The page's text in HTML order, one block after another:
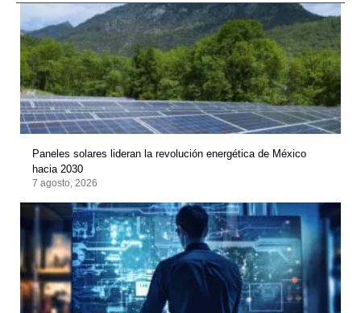
Paneles solares lideran la revolución energética de México
hacia 2030
7 agosto, 2026